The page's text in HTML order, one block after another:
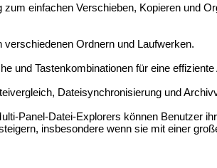
einfachen Verschieben, Kopieren und
Ordnern und Laufwerken.
und Tastenkombinationen für eine
Dateisynchronisierung und
Panel-Datei-Explorers können Benutzer
insbesondere wenn sie mit einer